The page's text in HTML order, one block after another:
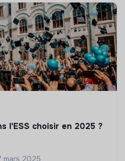
l'ESS choisir en 2025 ?